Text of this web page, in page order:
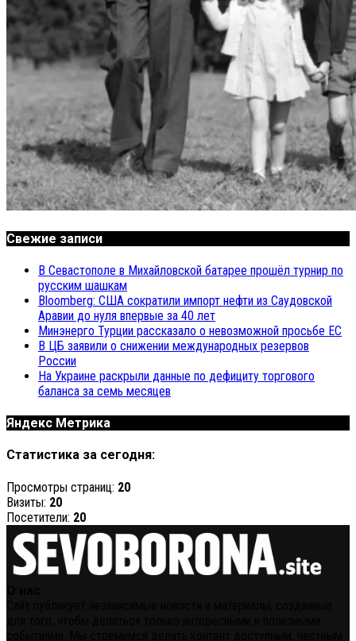
Свежие записи
В Севастополе в Михайловской батарее прошёл турнир по
русским шашкам
Bloomberg: США сократили импорт нефти из Саудовской
Аравии до нуля впервые за 40 лет
Минэнерго Турции рассказало о невозможной просьбе ЕС
В ЦБ заявили о снижении международных резервов
России
На Украине раскрыли данные по дефициту торгового
баланса за семь месяцев
Яндекс Метрика
Статистика за сегодня:
Просмотры страниц: 20
Визиты: 20
Посетители: 20